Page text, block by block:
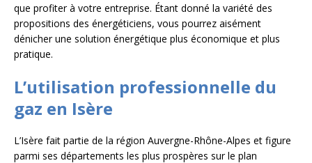
que profiter à votre entreprise. Étant donné la variété des
propositions des énergéticiens, vous pourrez aisément
dénicher une solution énergétique plus économique et plus
pratique.
L’utilisation professionnelle du
gaz en Isère
L’Isère fait partie de la région Auvergne-Rhône-Alpes et figure
parmi ses départements les plus prospères sur le plan